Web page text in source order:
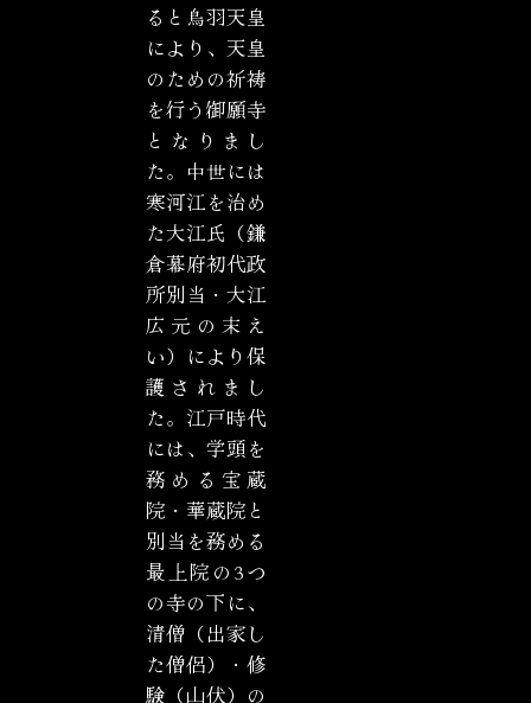
ると鳥羽天皇
により、天皇
のための祈祷
を行う御願寺
となりまし
た。中世には
寒河江を治め
た大江氏（鎌
倉幕府初代政
所別当・大江
広元の末え
い）により保
護されまし
た。江戸時代
には、学頭を
務める宝蔵
院・華蔵院と
別当を務める
最上院の3つ
の寺の下に、
清僧（出家し
た僧侶）・修
験（山伏）の